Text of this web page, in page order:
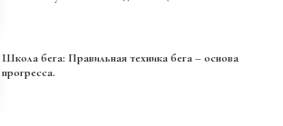
Школа бега: Правильная техника бега – основа
прогресса.